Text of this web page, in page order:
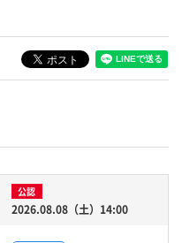
公認
2026.08.08（土）14:00